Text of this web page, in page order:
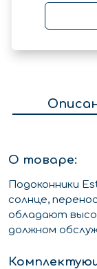
О товаре:
Подоконники
солнце,
обладают
должном